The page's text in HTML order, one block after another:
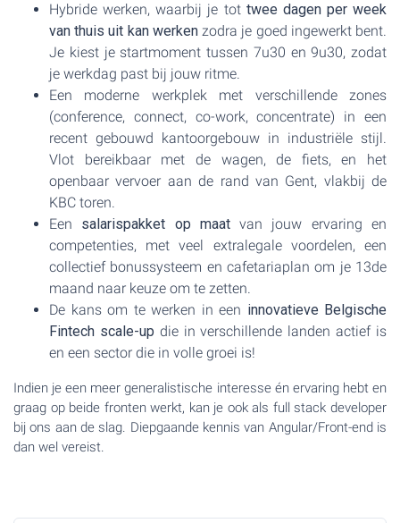
Hybride werken, waarbij je tot twee dagen per week
van thuis uit kan werkenzodra je goed ingewerkt bent.
Je kiest je startmoment tussen 7u30 en 9u30, zodat
je werkdag past bij jouw ritme.
Een moderne werkplek met verschillende zones
(conference, connect, co-work, concentrate) in een
recent gebouwd kantoorgebouw in industriële stijl.
Vlot bereikbaar met de wagen, de fiets, en het
openbaar vervoer aan de rand van Gent, vlakbij de
KBC toren.
Een salarispakket op maatvan jouw ervaring en
competenties, met veel extralegale voordelen, een
collectief bonussysteem en cafetariaplan om je 13de
maand naar keuze om te zetten.
De kans om te werken in een innovatieve Belgische
Fintech scale-up die in verschillende landen actief is
en een sector die in volle groei is!
Indien je een meer generalistische interesse én ervaring hebt en
graag op beide fronten werkt, kan je ook als full stack developer
bij ons aan de slag. Diepgaande kennis van Angular/Front-end is
dan wel vereist.